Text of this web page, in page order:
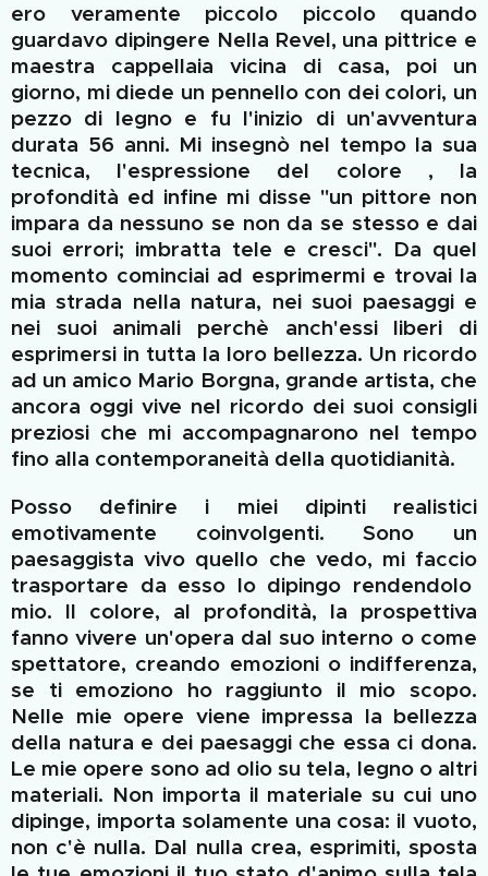
ero veramente piccolo piccolo quando
guardavo dipingere Nella Revel, una pittrice e
maestra cappellaia vicina di casa, poi un
giorno, mi diede un pennello con dei colori, un
pezzo di legno e fu l'inizio di un'avventura
durata 56 anni. Mi insegnò nel tempo la sua
tecnica, l'espressione del colore , la
profondità ed infine mi disse "un pittore non
impara da nessuno se non da se stesso e dai
suoi errori; imbratta tele e cresci". Da quel
momento cominciai ad esprimermi e trovai la
mia strada nella natura, nei suoi paesaggi e
nei suoi animali perchè anch'essi liberi di
esprimersi in tutta la loro bellezza. Un ricordo
ad un amico Mario Borgna, grande artista, che
ancora oggi vive nel ricordo dei suoi consigli
preziosi che mi accompagnarono nel tempo
fino alla contemporaneità della quotidianità.
Posso definire i miei dipinti realistici
emotivamente coinvolgenti. Sono un
paesaggista vivo quello che vedo, mifaccio
trasportare da esso lo dipingo rendendolo
mio. Il colore, al profondità, la prospettiva
fanno vivere un'opera dal suo interno o come
spettatore, creando emozioni o indifferenza,
se ti emoziono ho raggiunto il mio scopo.
Nelle mie opere viene impressa la bellezza
della natura e dei paesaggi che essa ci dona.
Le mie opere sonoad olio su tela, legno o altri
materiali. Non importa il materiale su cui uno
dipinge, importa solamente una cosa: il vuoto,
non c'è nulla. Dal nulla crea, esprimiti, sposta